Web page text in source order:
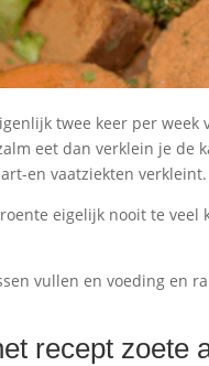
twee keer per
eet dan verklein je
en vaatziekten verkleint.
eigelijk nooit te
vullen en voeding en
recept zoete